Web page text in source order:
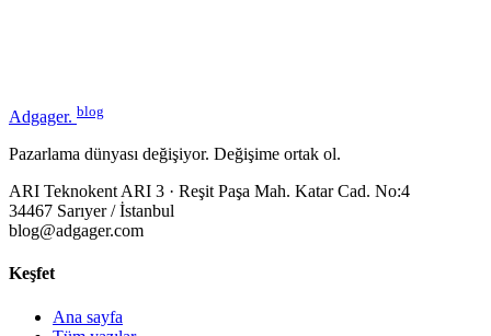
Adgager. blog
Pazarlama dünyası değişiyor. Değişime ortak ol.
ARI Teknokent ARI 3 · Reşit Paşa Mah. Katar Cad. No:4
34467 Sarıyer / İstanbul
blog@adgager.com
Keşfet
Ana sayfa